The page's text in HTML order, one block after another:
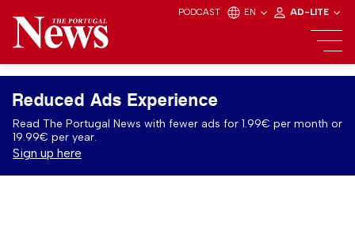
PODCAST EN AD-LITE
Reduced Ads Experience
Read The Portugal News with fewer ads for 1.99€ per month or
19.99€ per year.
Sign up here